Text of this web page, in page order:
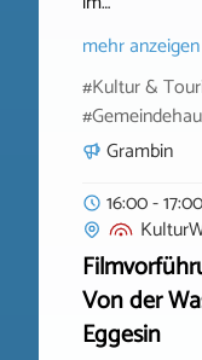
mehr anzeigen
#Kultur &
Grambin
16:00 -
Von der
Eggesin